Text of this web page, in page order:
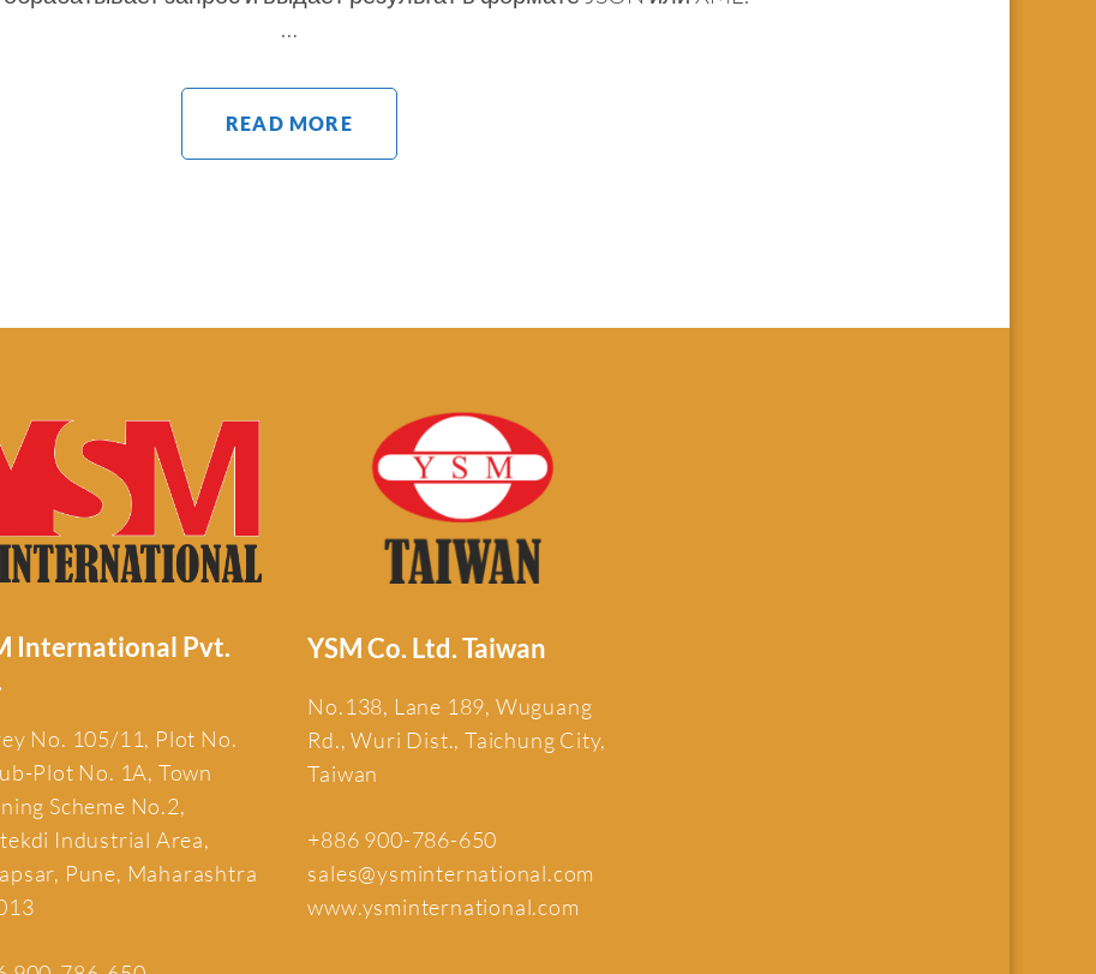
…
READ MORE
International Pvt.
No. 105/11, Plot No.
Plot No. 1A, Town
Scheme No.2,
Industrial Area,
Pune, Maharashtra
YSM Co. Ltd. Taiwan
No.138, Lane 189, Wuguang
Rd., Wuri Dist., Taichung City,
Taiwan
+886 900-786-650
sales@ysminternational.com
www.ysminternational.com